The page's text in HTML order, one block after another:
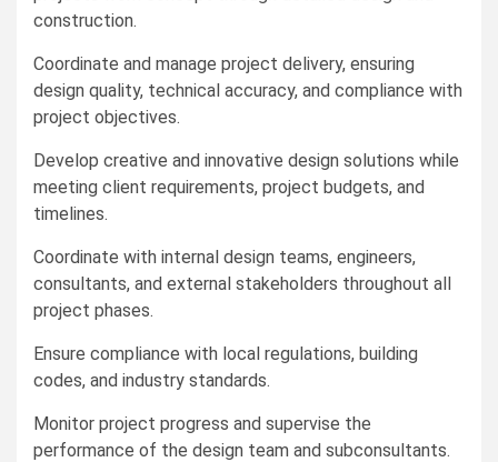
construction.
Coordinate and manage project delivery, ensuring
design quality, technical accuracy, and compliance with
project objectives.
Develop creative and innovative design solutions while
meeting client requirements, project budgets, and
timelines.
Coordinate with internal design teams, engineers,
consultants, and external stakeholders throughout all
project phases.
Ensure compliance with local regulations, building
codes, and industry standards.
Monitor project progress and supervise the
performance of the design team and subconsultants.